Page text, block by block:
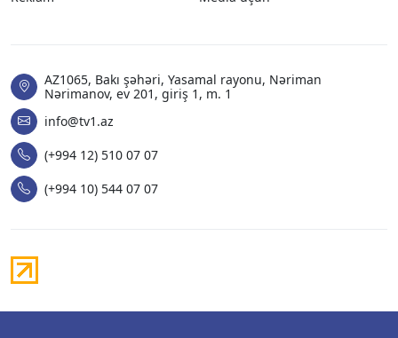
AZ1065, Bakı şəhəri, Yasamal rayonu, Nəriman
Nərimanov, ev 201, giriş 1, m. 1
info@tv1.az
(+994 12) 510 07 07
(+994 10) 544 07 07